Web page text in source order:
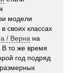
модели
своих классах
/ Верна на
. В то же время
год подряд